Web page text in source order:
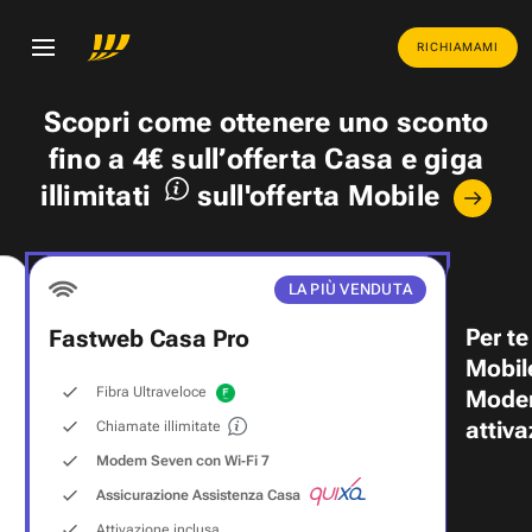
RICHIAMAMI
Scopri come ottenere uno sconto
fino a 4€ sull’offerta Casa egiga
illimitati
sull'offerta Mobile
LA PIÙ VENDUTA
Fastweb Casa Pro
Fibra Ultraveloce
Chiamate illimitate
Modem Seven con Wi‑Fi 7
Assicurazione Assistenza Casa
Per